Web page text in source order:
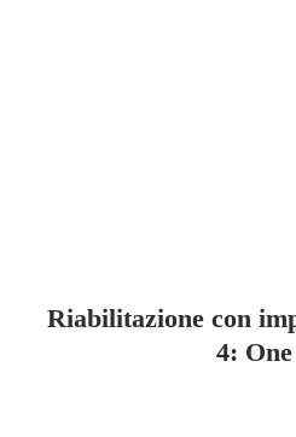
Riabilitazione con
4: